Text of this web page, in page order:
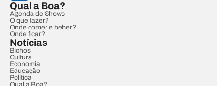
Qual a Boa?
Agenda de Shows
O que fazer?
Onde comer e beber?
Onde ficar?
Notícias
Bichos
Cultura
Economia
Educação
Política
Qual a Boa?